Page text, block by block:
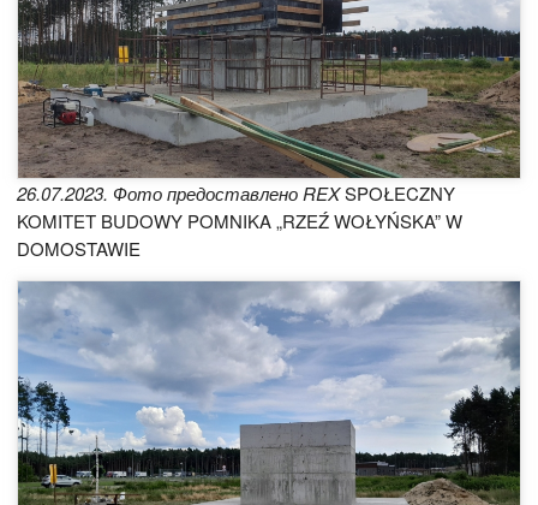
26.07.2023. Фото предоставлено REXSPOŁECZNY
KOMITET BUDOWY POMNIKA „RZEŹ WOŁYŃSKA” W
DOMOSTAWIE